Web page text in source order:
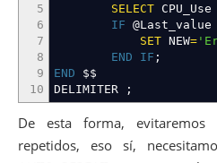
5
6
7
8
9
10
SELECT CPU_Use
IF @Last_value
SET NEW=
END
IF ;
END $$
DELIMITER
;
De esta forma,
repetidos, eso sí,